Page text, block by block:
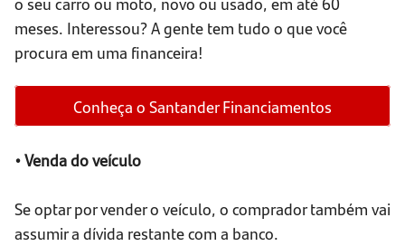
meses. Interessou? A gente tem tudo o que você
procura em uma financeira!
Conheça o Santander Financiamentos
• Venda do veículo
Se optar por vender o veículo, o comprador também vai
assumir a dívida restante com a banco.